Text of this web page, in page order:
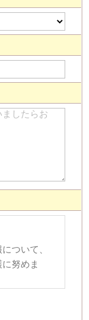
ついて、
努めま